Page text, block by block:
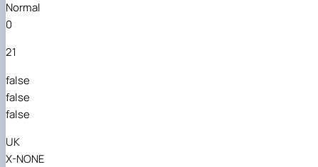
Normal
0
21
false
false
false
UK
X-NONE